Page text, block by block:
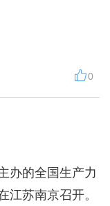
0
办的全国生产力
江苏南京召开。